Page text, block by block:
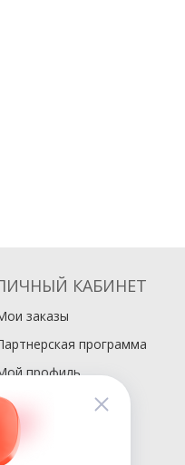
КАБИНЕТ
заказы
программа
профиль